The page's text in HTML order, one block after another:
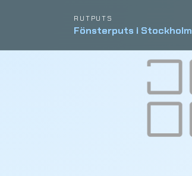
RUTPUTS
Fönsterputs i Stockholm